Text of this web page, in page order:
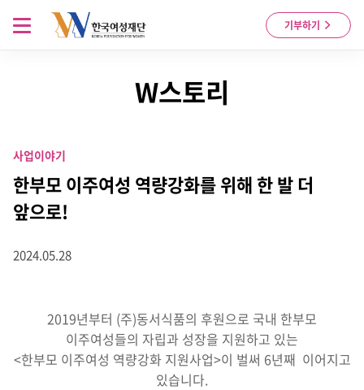
Skip to content
기부하기
메뉴 열기
W스토리
사업이야기
한부모 이주여성 역량강화를 위해 한 발 더
앞으로!
2024.05.28
2019년부터 (주)동서식품의 후원으로 국내 한부모
이주여성들의 자립과 성장을 지원하고 있는
<한부모 이주여성 역량강화 지원사업>이 벌써 6년째 이어지고
있습니다.